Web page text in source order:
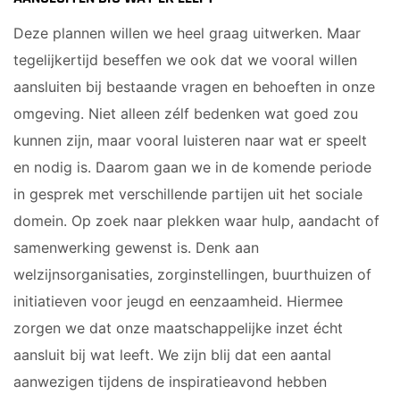
Deze plannen willen we heel graag uitwerken. Maar
tegelijkertijd beseffen we ook dat we vooral willen
aansluiten bij bestaande vragen en behoeften in onze
omgeving. Niet alleen zélf bedenken wat goed zou
kunnen zijn, maar vooral luisteren naar wat er speelt
en nodig is. Daarom gaan we in de komende periode
in gesprek met verschillende partijen uit het sociale
domein. Op zoek naar plekken waar hulp, aandacht of
samenwerking gewenst is. Denk aan
welzijnsorganisaties, zorginstellingen, buurthuizen of
initiatieven voor jeugd en eenzaamheid. Hiermee
zorgen we dat onze maatschappelijke inzet écht
aansluit bij wat leeft. We zijn blij dat een aantal
aanwezigen tijdens de inspiratieavond hebben